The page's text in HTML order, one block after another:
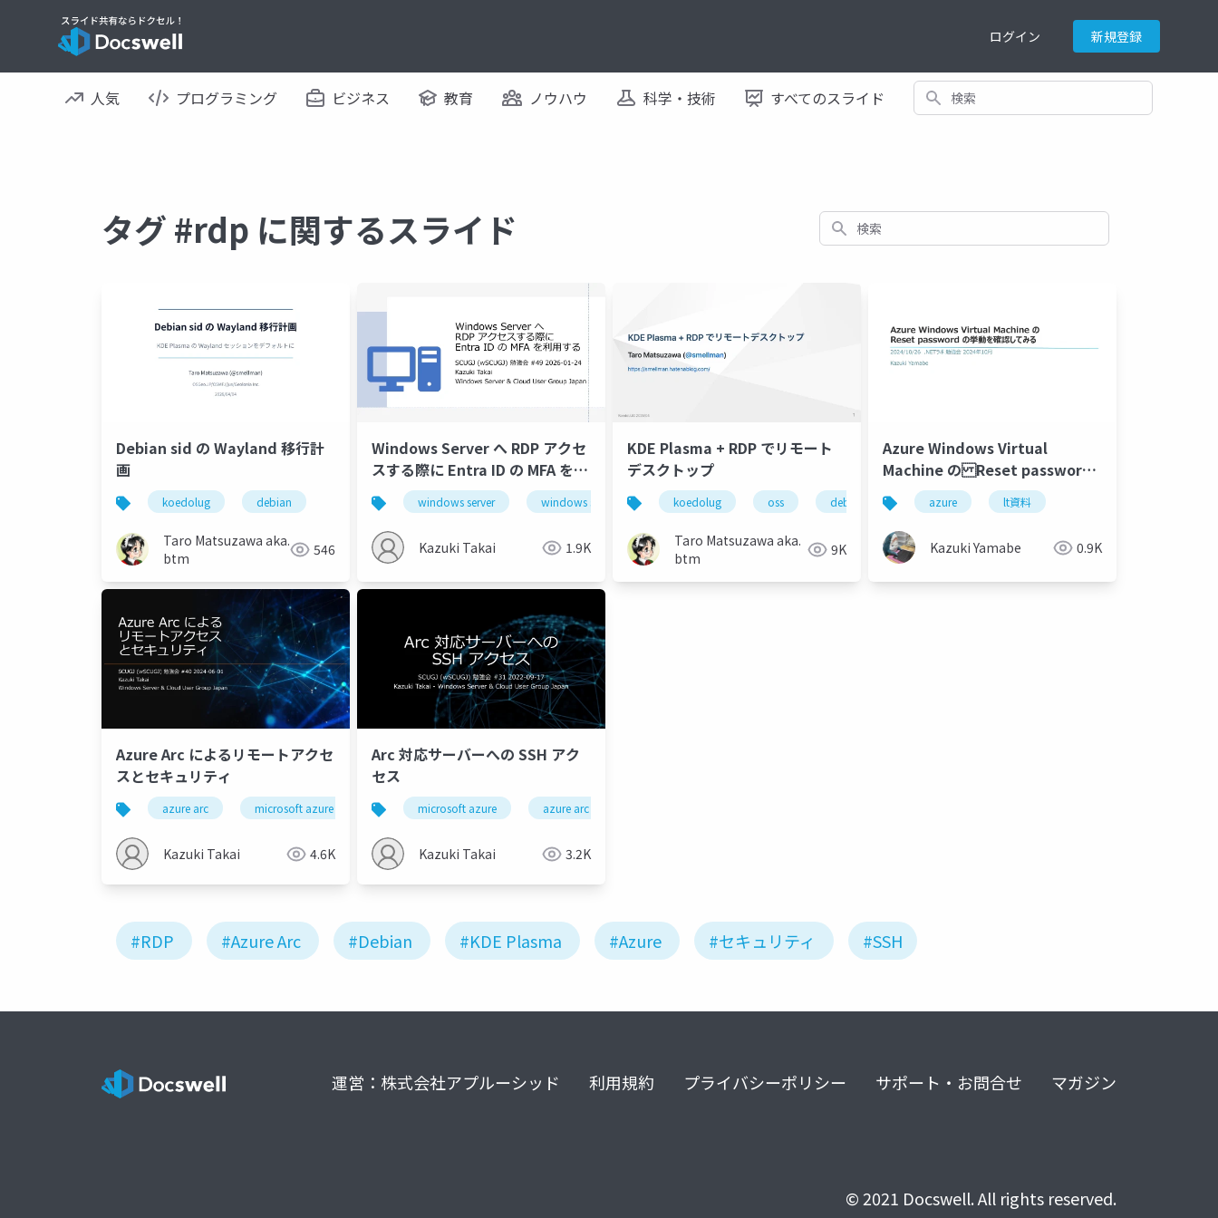
ログイン 新規登録
人気 プログラミング ビジネス 教育 ノウハウ 科学・技術 すべてのスライド 検索
タグ #rdp に関するスライド 検索
Debian sid の Wayland 移行計
画
koedolug debian
Taro Matsuzawa aka.
btm
546
Windows Server へ RDP アクセ
スする際に Entra ID の MFA を利
用するwindows server windows server 2025 azure arc mfa entra id microsoft azure
Kazuki Takai 1.9K
KDE Plasma + RDP でリモート
デスクトップ
koedolug oss debian kde
Taro Matsuzawa aka.
btm
9K
Azure Windows Virtual
Machine の Reset password
の挙動を確認してみる
azure lt資料
Kazuki Yamabe 0.9K
Azure Arc によるリモートアクセ
スとセキュリティ
azure arc microsoft azure windows server ssh rdp
Kazuki Takai 4.6K
Arc 対応サーバーへの SSH アク
セス
microsoft azure azure arc
Kazuki Takai 3.2K
#RDP #Azure Arc #Debian #KDE Plasma #Azure #セキュリティ #SSH
運営：株式会社アプルーシッド 利用規約 プライバシーポリシー サポート・お問合せ マガジン
© 2021 Docswell. All rights reserved.